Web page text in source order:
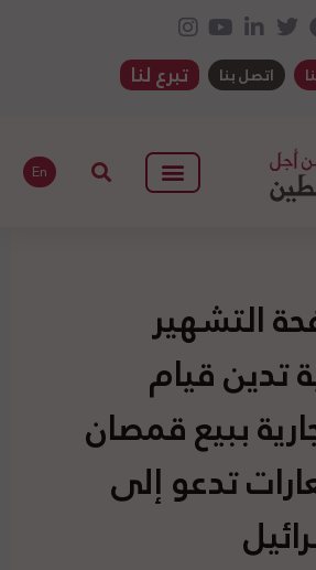
اتصل بنا تبرع لنا
En
التشهير
تدين قيام
ببيع قمصان
تدعو إلى